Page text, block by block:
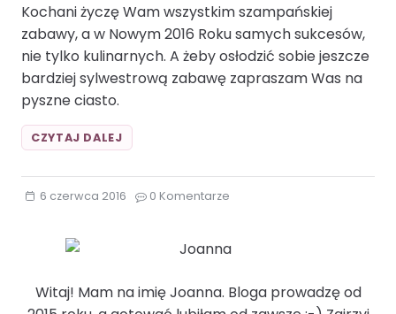
Kochani życzę Wam wszystkim szampańskiej
zabawy, a w Nowym 2016 Roku samych sukcesów,
nie tylko kulinarnych. A żeby osłodzić sobie jeszcze
bardziej sylwestrową zabawę zapraszam Was na
pyszne ciasto.
CZYTAJ DALEJCIASTO
„PANI
WALEWSKA
6 czerwca 2016 0 Komentarze
Witaj! Mam na imię Joanna. Bloga prowadzę od